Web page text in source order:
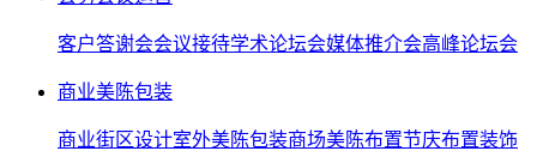
客户答谢会会议接待学术论坛会媒体推介会高峰论坛会
商业美陈包装
商业街区设计室外美陈包装商场美陈布置节庆布置装饰